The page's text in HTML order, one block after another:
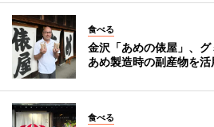
食べる
金沢「あめの俵屋」、
あめ製造時の副産物を活
食べる